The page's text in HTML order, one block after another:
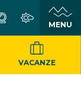
VACANZE